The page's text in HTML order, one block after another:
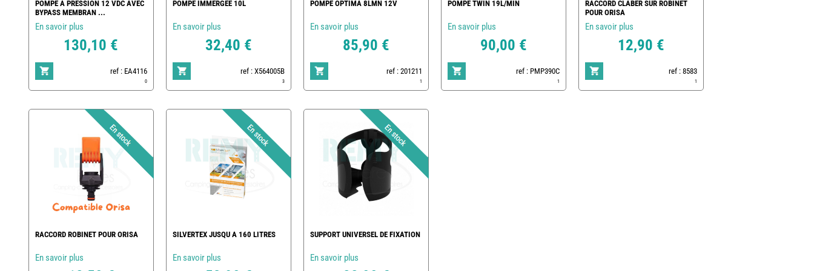
POMPE A PRESSION 12 VDC AVEC
BYPASS MEMBRAN ...
En savoir plus
130,10 €
ref : EA4116
0
POMPE IMMERGEE 10L
En savoir plus
32,40 €
ref : X564005B
3
POMPE OPTIMA 8LMN 12V
En savoir plus
85,90 €
ref : 201211
1
POMPE TWIN 19L/MIN
En savoir plus
90,00 €
ref : PMP390C
1
RACCORD CLABER SUR ROBINET
POUR ORISA
En savoir plus
12,90 €
ref : 8583
1
RACCORD ROBINET POUR ORISA
En savoir plus
SILVERTEX JUSQU A 160 LITRES
En savoir plus
SUPPORT UNIVERSEL DE FIXATION
En savoir plus